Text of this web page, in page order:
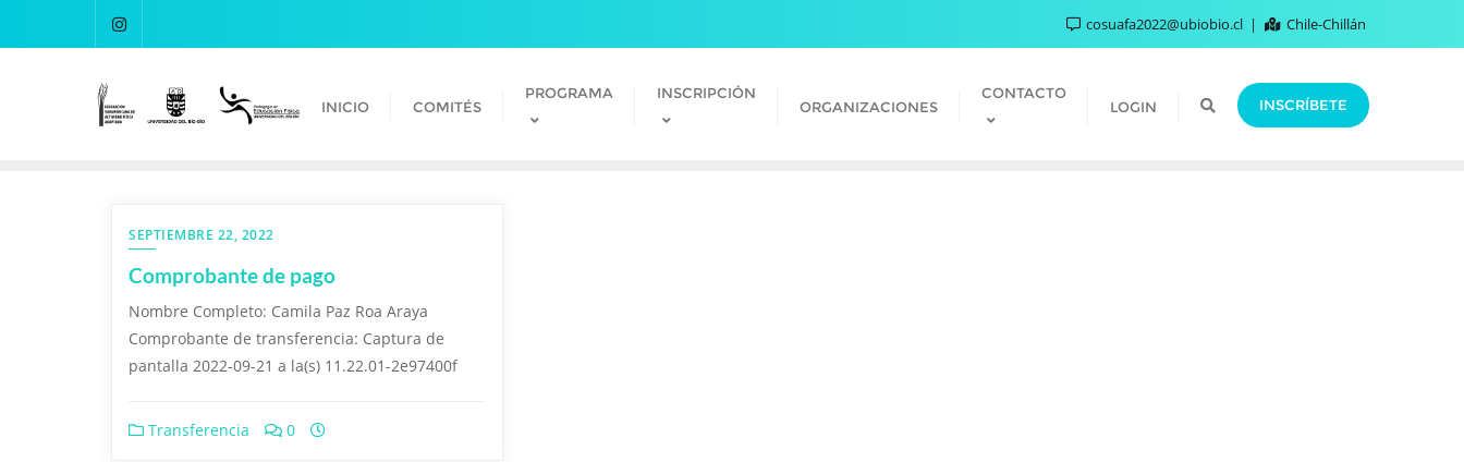
cosuafa2022@ubiobio.cl Chile-Chillán
INICIO COMITÉS
PROGRAMA INSCRIPCIÓN
ORGANIZACIONES
CONTACTO
LOGIN INSCRÍBETE
SEPTIEMBRE 22, 2022
Comprobante de pago
Nombre Completo: Camila Paz Roa Araya
Comprobante de transferencia: Captura de
pantalla 2022-09-21 a la(s) 11.22.01-2e97400f
Transferencia 0